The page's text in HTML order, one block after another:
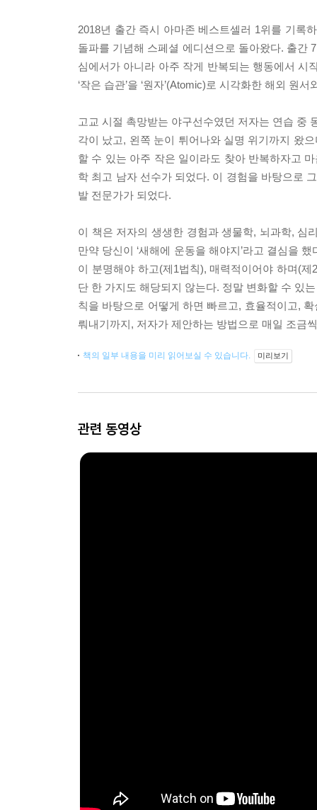
2018년 출간 즉시 아마존 베스트셀러 1위를 기록
돌파를 기념해 스페셜 에디션으로 돌아왔다. 출간
심에서가 아니라 아주 작게 반복되는 행동에서 시
‘작은 습관’을 ‘원자’(Atomic)로 시각화한 해외 원
고교 시절 촉망받는 야구선수였던 저자는 연습 중
각이 났고, 왼쪽 눈이 튀어나와 실명 위기까지 왔
할 수 있는 아주 작은 일이라도 찾아 반복하자고
학 최고 남자 선수가 되었다. 이 경험을 바탕으로
발 전문가가 되었다.
이 책은 저자의 생생한 경험과 생물학, 뇌과학, 심
만약 당신이 ‘새해에 운동을 해야지’라고 결심을
이 분명해야 하고(제1법칙), 매력적이어야 하며(
단 한 가지도 해당되지 않는다. 정말 변화할 수 있
칙을 바탕으로 어떻게 하면 빠르고, 효율적이고,
뤄내기까지, 저자가 제안하는 방법으로 매일 조금
책의 일부 내용을 미리 읽어보실 수 있습니다. 미리보기
관련 동영상